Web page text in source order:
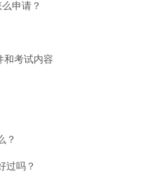
申请？
和考试内容
？
过吗？